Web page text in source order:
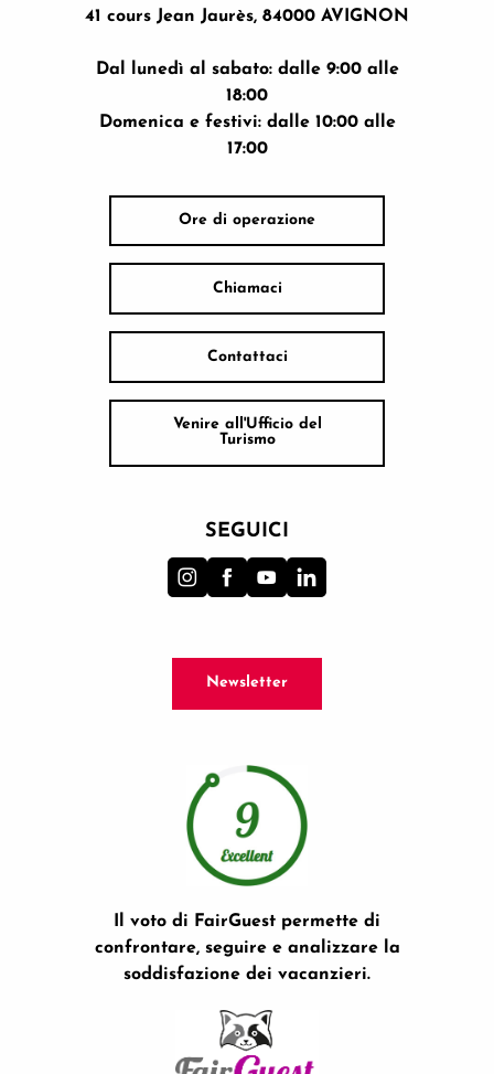
41 cours Jean Jaurès, 84000 AVIGNON
Dal lunedì al sabato: dalle 9:00 alle
18:00
Domenica e festivi: dalle 10:00 alle
17:00
Ore di operazione
Chiamaci
Contattaci
Venire all'Ufficio del
Turismo
SEGUICI
Newsletter
Il voto di FairGuest permette di
confrontare, seguire e analizzare la
soddisfazione dei vacanzieri.